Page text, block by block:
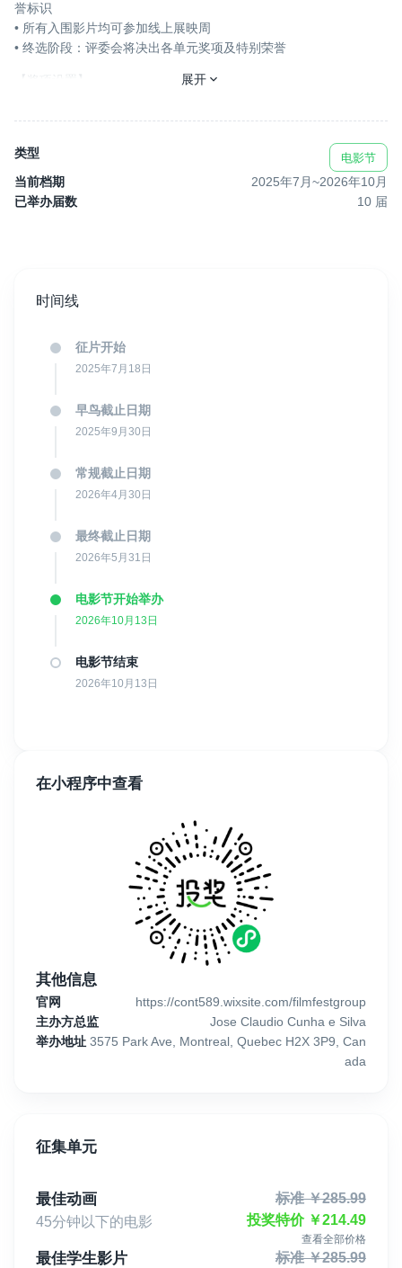
誉标识
• 所有入围影片均可参加线上展映周
• 终选阶段：评委会将决出各单元奖项及特别荣誉
【奖项设置】
取奖杯及证书
隐私条款注册即视为同意接收本电影节及相关活动的推广邮
上模式。所有参赛者将在公布日期收到正式通知，获奖者届
展开
类型 电影节
当前档期 2025年7月~2026年10月
已举办届数
10 届
时间线
征片开始
2025年7月18日
早鸟截止日期
2025年9月30日
常规截止日期
2026年4月30日
最终截止日期
2026年5月31日
电影节开始举办
2026年10月13日
电影节结束
2026年10月13日
在小程序中查看
其他信息
官网
https://cont589.wixsite.com/filmfestgroup
主办方总监
Jose Claudio Cunha e Silva
举办地址 3575 Park Ave, Montreal, Quebec H2X 3P9, Can
ada
征集单元
最佳动画
45分钟以下的电影
标准￥285.99
投奖特价￥214.49
查看全部价格
最佳学生影片 标准￥285.99